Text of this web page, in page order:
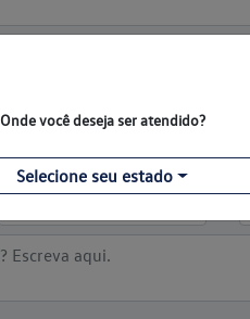
Onde você deseja ser atendido?
Selecione seu estado